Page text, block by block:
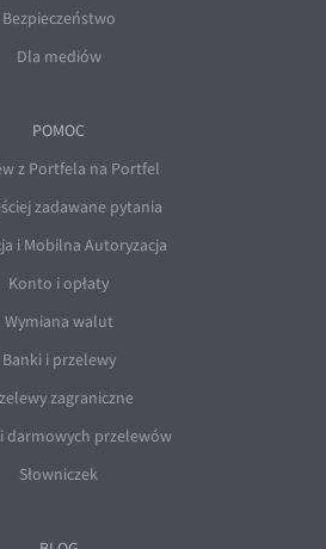
Bezpieczeństwo
Dla mediów
POMOC
z Portfela na Portfel
zadawane pytania
i Mobilna Autoryzacja
Konto i opłaty
Wymiana walut
Banki i przelewy
zagraniczne
darmowych przelewów
Słowniczek